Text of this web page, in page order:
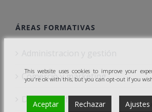
ÁREAS FORMATIVAS
Comercio y marketing
Docencia – formación
This website uses cookies to improve your
you're ok with this, but you can opt-out if you
Aceptar Rechazar Ajustes